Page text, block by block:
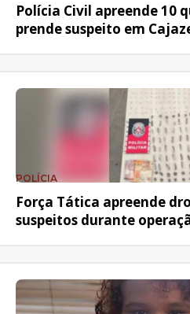
Polícia Civil apreende 10
prende suspeito em
POLÍCIA
Força Tática apreende
suspeitos durante